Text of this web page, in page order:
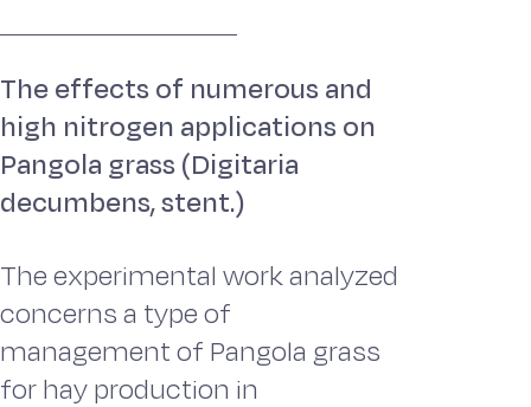
The effects of numerous and
high nitrogen applications on
Pangola grass (Digitaria
decumbens, stent.)
The experimental work analyzed
concerns a type of
management of Pangola grass
for hay production in